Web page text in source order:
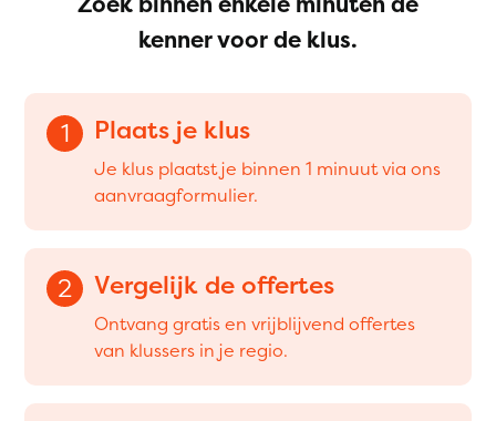
kenner voor de klus.
1 Plaats je klus
Je klus plaatst je binnen 1 minuut via ons
aanvraagformulier.
2 Vergelijk de offertes
Ontvang gratis en vrijblijvend offertes
van klussers in je regio.